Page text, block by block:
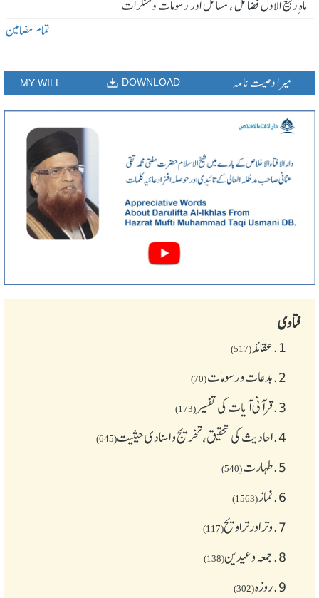
ماہ ِربیع الاول فضائل ، مسائل اور رسومات و منکرات
تمام مضامین
MY WILL DOWNLOAD میرا وصیت نامہ
فتاوی
1. عقائد(517)
2. بدعات و رسومات(70)
3. قرآنی آیات کی تفسیر(173)
4. احادیث کی تحقیق، تخریج و اسنادی حیثیت(645)
5. طهارت(540)
6. نماز(1563)
7. وتر اور تراویح(117)
8. جمعہ وعیدین(138)
9. روزہ(302)